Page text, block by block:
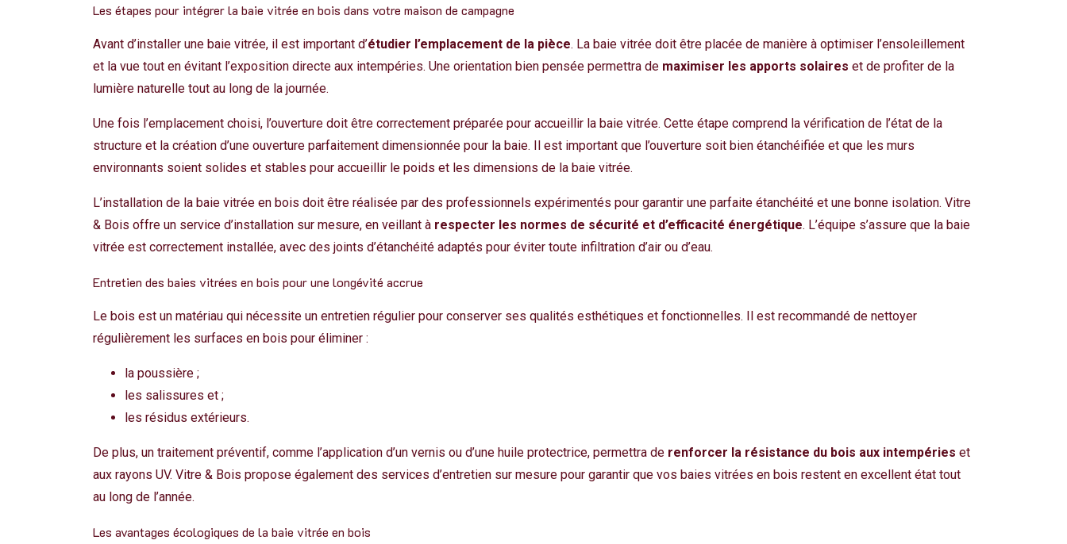
Les étapes pour intégrer la baie vitrée en bois dans votre maison de campagne
Avant d’installer une baie vitrée, il est important d’étudier l’emplacement de la pièce. La baie vitrée doit être placée de manière à optimiser l’ensoleillement
et la vue tout en évitant l’exposition directe aux intempéries. Une orientation bien pensée permettra de maximiser les apports solaires et de profiter de la
lumière naturelle tout au long de la journée.
Une fois l’emplacement choisi, l’ouverture doit être correctement préparée pour accueillir la baie vitrée. Cette étape comprend la vérification de l’état de la
structure et la création d’une ouverture parfaitement dimensionnée pour la baie. Il est important que l’ouverture soit bien étanchéifiée et que les murs
environnants soient solides et stables pour accueillir le poids et les dimensions de la baie vitrée.
L’installation de la baie vitrée en bois doit être réalisée par des professionnels expérimentés pour garantir une parfaite étanchéité et une bonne isolation. Vitre
& Bois offre un service d’installation sur mesure, en veillant à respecter les normes de sécurité et d’efficacité énergétique. L’équipe s’assure que la baie
vitrée est correctement installée, avec des joints d’étanchéité adaptés pour éviter toute infiltration d’air ou d’eau.
Entretien des baies vitrées en bois pour une longévité accrue
Le bois est un matériau qui nécessite un entretien régulier pour conserver ses qualités esthétiques et fonctionnelles. Il est recommandé de nettoyer
régulièrement les surfaces en bois pour éliminer :
la poussière ;
les salissures et ;
les résidus extérieurs.
De plus, un traitement préventif, comme l’application d’un vernis ou d’une huile protectrice, permettra de renforcer la résistance du bois aux intempéries et
aux rayons UV. Vitre & Bois propose également des services d’entretien sur mesure pour garantir que vos baies vitrées en bois restent en excellent état tout
au long de l’année.
Les avantages écologiques de la baie vitrée en bois